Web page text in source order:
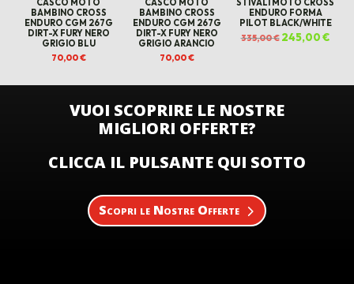
CASCO MOTO
BAMBINO CROSS
ENDURO CGM 267G
DIRT-X FURY NERO
GRIGIO BLU
70,00€
CASCO MOTO
BAMBINO CROSS
ENDURO CGM 267G
DIRT-X FURY NERO
GRIGIO ARANCIO
70,00€
STIVALI MOTO CROSS
ENDURO FORMA
PILOT BLACK/WHITE
335,00€ Il
prezzo
245,00€Il
VUOI SCOPRIRE LE NOSTRE
MIGLIORI OFFERTE?
CLICCA IL PULSANTE QUI SOTTO
Scopri le Nostre Offerte